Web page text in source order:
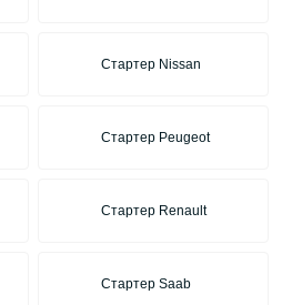
Стартер Nissan
Стартер Peugeot
Стартер Renault
Стартер Saab